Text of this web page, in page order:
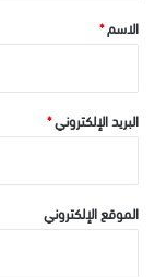
*الاسم*
البريد الإلكتروني*
الموقع الإلكتروني